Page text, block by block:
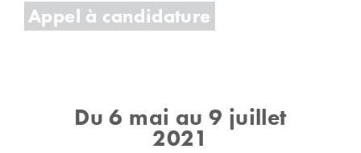
Appel à candidature
Du 6 mai au 9 juillet
2021